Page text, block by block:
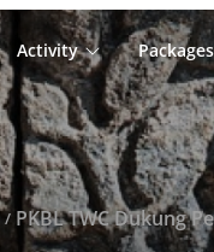
Activity
PKBL TWC Dukung